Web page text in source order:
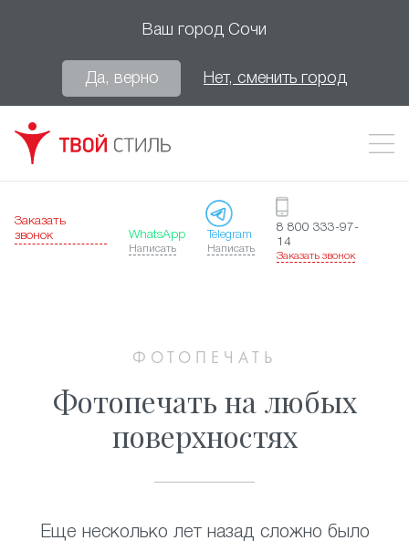
Ваш город Сочи
Да, верно Нет, сменить город
Заказать
звонок
WhatsApp
Написать
Telegram
Написать
8 800 333-97-
14
Заказать звонок
ФОТОПЕЧАТЬ
Фотопечать на любых
поверхностях
Еще несколько лет назад сложно было